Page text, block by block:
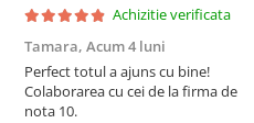
Achizitie verificata
Tamara, Acum 4 luni
Perfect totul a ajuns cu bine!
Colaborarea cu cei de la firma de
nota 10.